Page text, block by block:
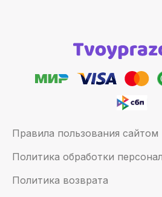
Правила пользования сайтом
Политика обработки
Политика возврата